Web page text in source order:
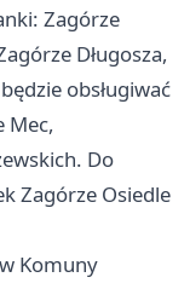
Zagórze
Długosza,
obsługiwać
Mec,
Do
Zagórze Osiedle
Komuny